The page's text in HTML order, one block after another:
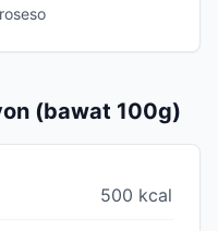
(bawat 100g)
500 kcal